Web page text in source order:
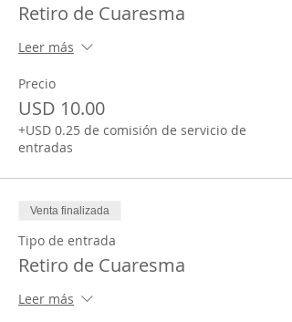
Retiro de Cuaresma
Leer más
Precio
USD 10.00
+USD 0.25 de comisión de servicio de
entradas
Venta finalizada
Tipo de entrada
Retiro de Cuaresma
Leer más